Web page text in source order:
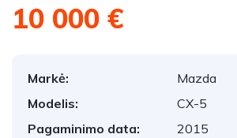
10 000 €
Markė:
Mazda
Modelis:
CX-5
Pagaminimo data:
2015